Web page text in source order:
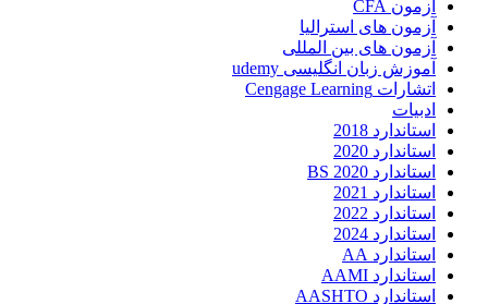
آزمون CFA
آزمون های استرالیا
آزمون های بین المللی
آموزش زبان انگلیسی udemy
اتشارات Cengage Learning
ادبیات
استاندارد 2018
استاندارد 2020
استاندارد 2020 BS
استاندارد 2021
استاندارد 2022
استاندارد 2024
استاندارد AA
استاندارد AAMI
استاندارد AASHTO